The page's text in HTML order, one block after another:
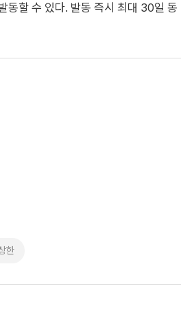
동할 수 있다. 발동 즉시 최대 30일 동
한